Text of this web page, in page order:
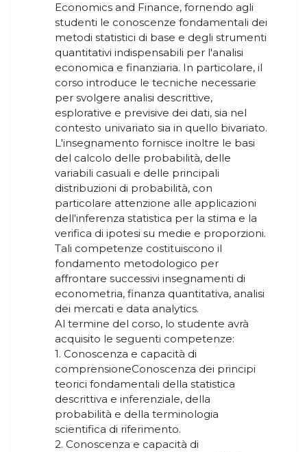
Economics and Finance, fornendo agli
studenti le conoscenze fondamentali dei
metodi statistici di base e degli strumenti
quantitativi indispensabili per l'analisi
economica e finanziaria. In particolare, il
corso introduce le tecniche necessarie
per svolgere analisi descrittive,
esplorative e previsive dei dati, sia nel
contesto univariato sia in quello bivariato.
L'insegnamento fornisce inoltre le basi
del calcolo delle probabilità, delle
variabili casuali e delle principali
distribuzioni di probabilità, con
particolare attenzione alle applicazioni
dell'inferenza statistica per la stima e la
verifica di ipotesi su medie e proporzioni.
Tali competenze costituiscono il
fondamento metodologico per
affrontare successivi insegnamenti di
econometria, finanza quantitativa, analisi
dei mercati e data analytics.
Al termine del corso, lo studente avrà
acquisito le seguenti competenze:
1. Conoscenza e capacità di
comprensioneConoscenza dei principi
teorici fondamentali della statistica
descrittiva e inferenziale, della
probabilità e della terminologia
scientifica di riferimento.
2. Conoscenza e capacità di